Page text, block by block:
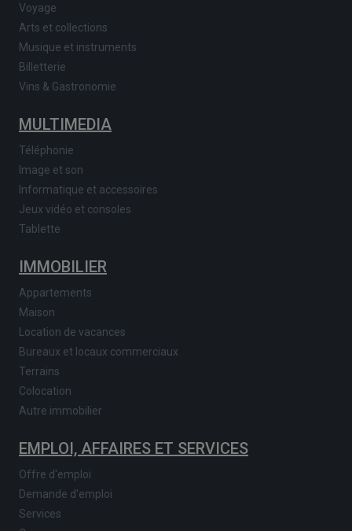
Voyage
Arts et collections
Musique et instruments
Billetterie
Vins & Gastronomie
MULTIMEDIA
Téléphonie
Image et son
Informatique et accessoires
Jeux vidéo et consoles
Tablette
IMMOBILIER
Appartements
Maison
Location de vacances
Bureaux et locaux commerciaux
Terrains
Colocation
Autre immobilier
EMPLOI, AFFAIRES ET SERVICES
Offre d'emploi
Demande d'emploi
Services